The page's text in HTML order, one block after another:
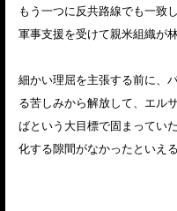
もう一つに反共路線でも一致
軍事支援を受けて親米組織が
細かい理屈を主張する前に、
る苦しみから解放して、エル
ばという大目標で固まってい
化する隙間がなかったといえる